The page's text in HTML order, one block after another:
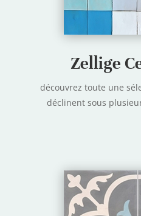
Zellige
découvrez toute une
déclinent sous